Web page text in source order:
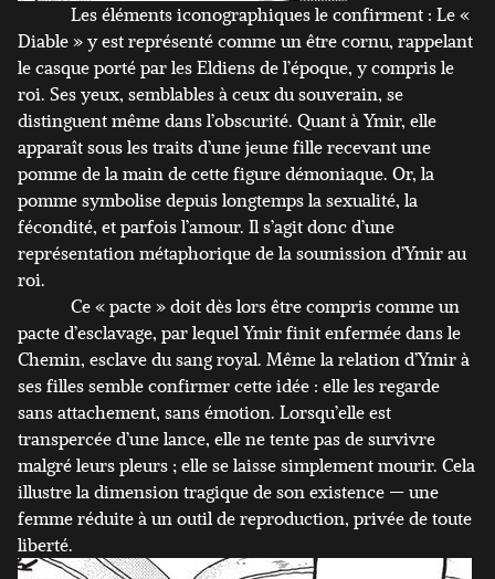
Les éléments iconographiques le confirment : Le «
Diable » y est représenté comme un être cornu, rappelant
le casque porté par les Eldiens de l’époque, y compris le
roi. Ses yeux, semblables à ceux du souverain, se
distinguent même dans l’obscurité. Quant à Ymir, elle
apparaît sous les traits d’une jeune fille recevant une
pomme de la main de cette figure démoniaque. Or, la
pomme symbolise depuis longtemps la sexualité, la
fécondité, et parfois l’amour. Il s’agit donc d’une
représentation métaphorique de la soumission d’Ymir au
roi.
Ce « pacte » doit dès lors être compris comme un
pacte d’esclavage, par lequel Ymir finit enfermée dans le
Chemin, esclave du sang royal. Même la relation d’Ymir à
ses filles semble confirmer cette idée : elle les regarde
sans attachement, sans émotion. Lorsqu’elle est
transpercée d’une lance, elle ne tente pas de survivre
malgré leurs pleurs ; elle se laisse simplement mourir. Cela
illustre la dimension tragique de son existence — une
femme réduite à un outil de reproduction, privée de toute
liberté.